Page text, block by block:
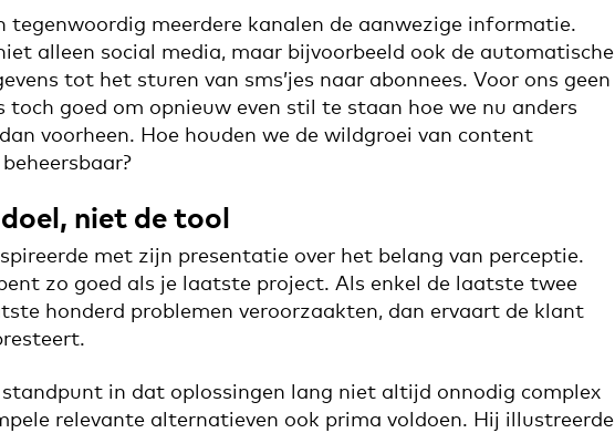
tegenwoordig meerdere kanalen de aanwezige informatie.
alleen social media, maar bijvoorbeeld ook de automatische
tot het sturen van sms’jes naar abonnees. Voor ons geen
toch goed om opnieuw even stil te staan hoe we nu anders
voorheen. Hoe houden we de wildgroei van content
niet de tool
met zijn presentatie over het belang van perceptie.
zo goed als je laatste project. Als enkel de laatste twee
honderd problemen veroorzaakten, dan ervaart de klant
in dat oplossingen lang niet altijd onnodig complex
relevante alternatieven ook prima voldoen. Hij illustreerde